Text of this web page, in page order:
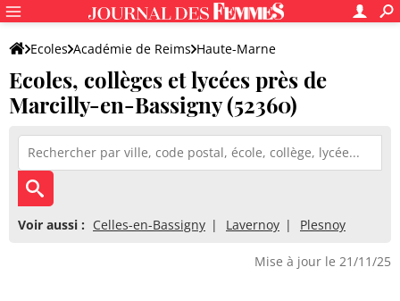
Ecoles Académie de Reims Haute-Marne
Ecoles, collèges et lycées près de
Marcilly-en-Bassigny (52360)
Voir aussi : Celles-en-Bassigny Lavernoy Plesnoy
Mise à jour le 21/11/25